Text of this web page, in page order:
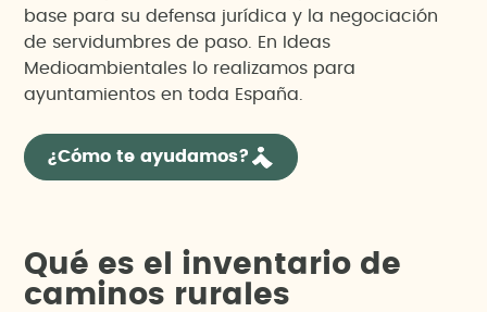
base para su defensa jurídica y la negociación
de servidumbres de paso. En Ideas
Medioambientales lo realizamos para
ayuntamientos en toda España.
¿Cómo te ayudamos?
Qué es el inventario de
caminos rurales